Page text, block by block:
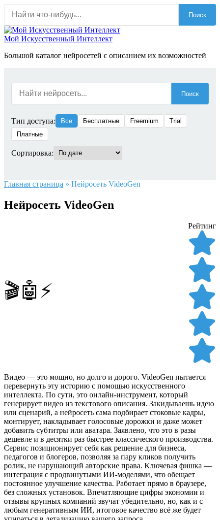
Перейти
содержанию
Поиск
Мой Искусственный Интеллект
Большой каталог нейросетей с описанием их возможностей
Поиск
Тип доступа: Все Бесплатные Freemium
Trial
Платные
Сортировка:
Главная страница » Нейросеть VideoGen
Нейросеть VideoGen
🎬🤖⚡
Рейтинг
Видео — это мощно, но долго и дорого. VideoGen пытается
перевернуть эту историю с помощью искусственного
интеллекта. По сути, это онлайн-инструмент, который
генерирует видео из текстового описания. Закидываешь идею
или сценарий, а нейросеть сама подбирает стоковые кадры,
монтирует, накладывает голосовые дорожки и даже может
добавить субтитры или аватара. Заявлено, что это в разы
дешевле и в десятки раз быстрее классического производства.
Сервис позиционирует себя как решение для бизнеса,
педагогов и блогеров, позволяя за пару кликов получить
ролик, не нарушающий авторские права. Ключевая фишка —
интеграция с продвинутыми ИИ-моделями, что обещает
постоянное улучшение качества. Работает прямо в браузере,
без сложных установок. Впечатляющие цифры экономии и
отзывы крупных компаний звучат убедительно, но, как и с
любым генеративным ИИ, итоговое качество всё же будет